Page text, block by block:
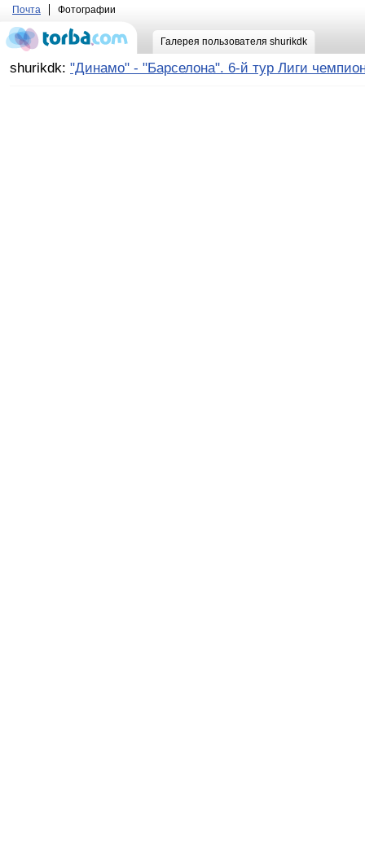
Почта Фотографии
Галерея пользователя shurikdk
shurikdk: "Динамо" - "Барселона". 6-й тур Лиги